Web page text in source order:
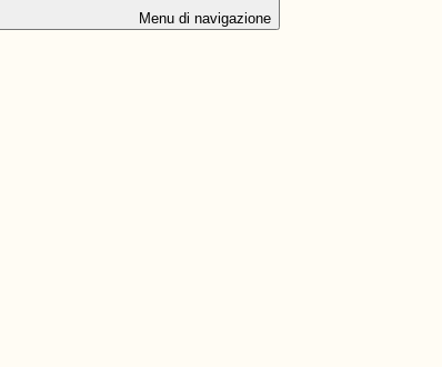
Menu di navigazione